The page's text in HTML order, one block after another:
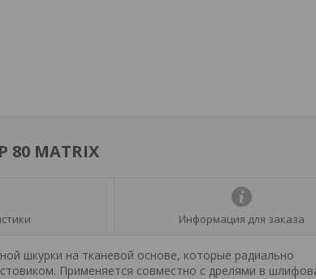
MATRIX
Информация для заказа
шкурки на тканевой основе, которые радиально
Применяется совместно с дрелями в